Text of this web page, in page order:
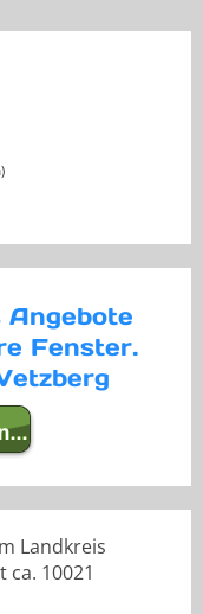
Fenster.
Landkreis
10021